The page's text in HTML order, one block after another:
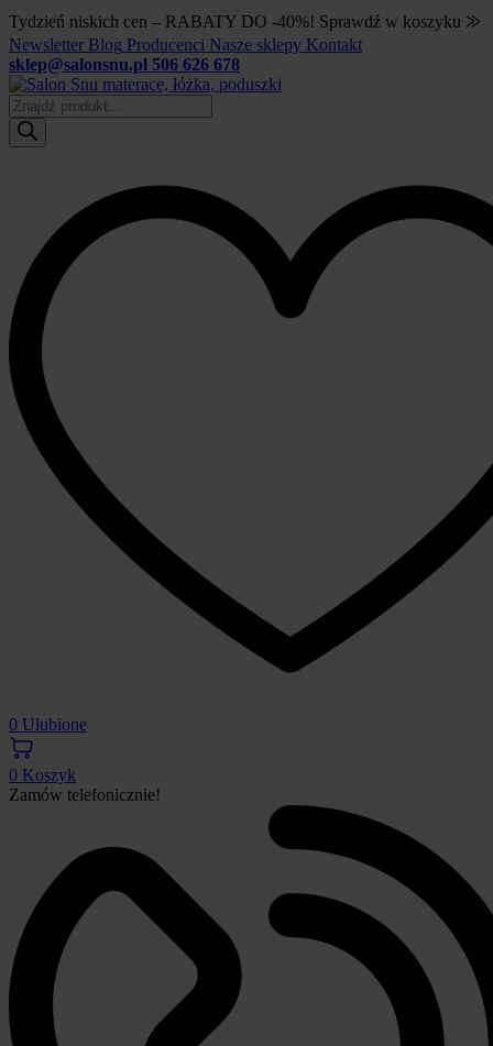
Tydzień niskich cen – RABATY DO -40%! Sprawdź w koszyku ⨠
Newsletter Blog Producenci Nasze sklepy Kontakt
sklep@salonsnu.pl 506 626 678
Wyszukiwarka
produktów
0 Ulubione
0 Koszyk
Zamów telefonicznie!